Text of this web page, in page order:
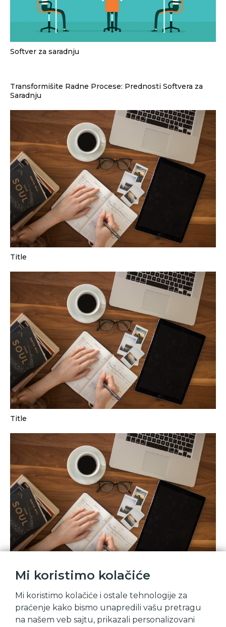
Mi koristimo kolačiće
Mi koristimo kolačiće i ostale tehnologije za
praćenje kako bismo unapredili vašu pretragu
na našem veb sajtu, prikazali personalizovani
Softver za saradnju
Transformišite Radne Procese: Prednosti Softvera za
Saradnju
Title
Title
Title